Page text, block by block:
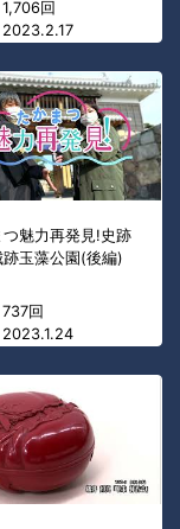
回
つ魅力再発見!史跡
跡玉藻公園(後編)
回